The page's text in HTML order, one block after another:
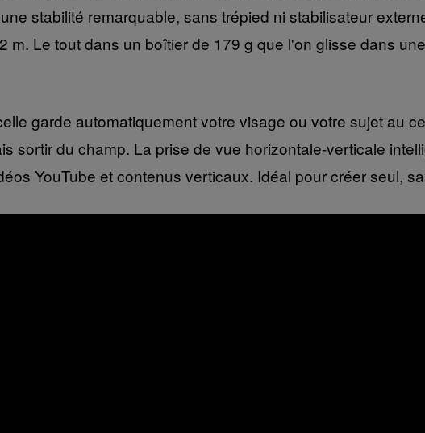
stabilité remarquable, sans trépied ni stabilisateur
m. Le tout dans un boîtier de 179 g que l'on glisse dans
garde automatiquement votre visage ou votre sujet au
sortir du champ. La prise de vue horizontale-verticale
YouTube et contenus verticaux. Idéal pour créer seul,